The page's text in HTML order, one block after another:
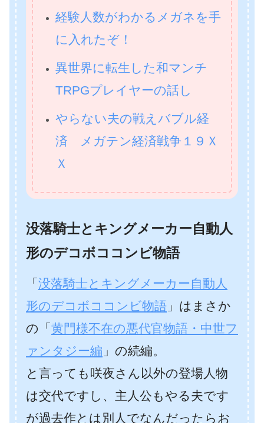
経験人数がわかるメガネを手
に入れたぞ！
異世界に転生した和マンチ
TRPGプレイヤーの話し
やらない夫の戦えバブル経
済 メガテン経済戦争１９Ｘ
Ｘ
没落騎士とキングメーカー自動人
形のデコボココンビ物語
「 没落騎士とキングメーカー自動人
形のデコボココンビ物語 」はまさか
の「 黄門様不在の悪代官物語・中世フ
ァンタジー編 」の続編。
と言っても咲夜さん以外の登場人物
は交代ですし、主人公もやる夫です
が過去作とは別人でなんだったらお